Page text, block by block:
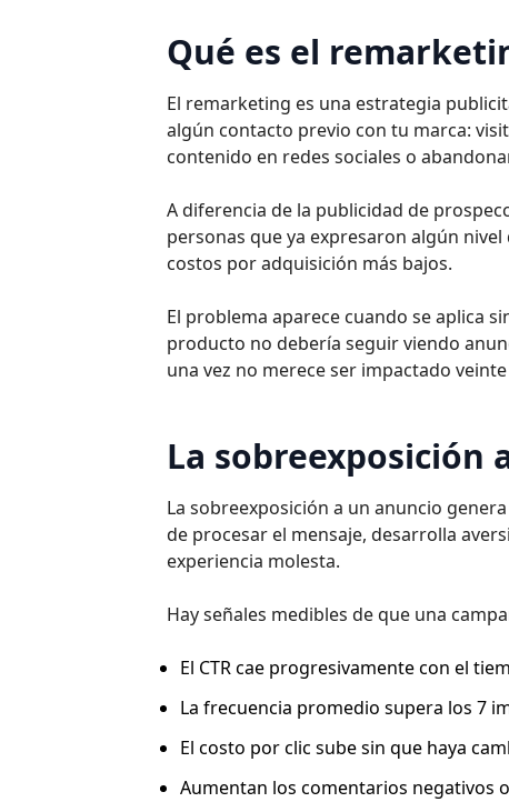
Qué es el
El remarketing es una estrategia
algún contacto previo con tu marca:
contenido en redes sociales o
A diferencia de la publicidad de
personas que ya expresaron algún
costos por adquisición más bajos.
El problema aparece cuando se aplica
producto no debería seguir viendo
una vez no merece ser impactado
La sobreexposición
La sobreexposición a un anuncio
de procesar el mensaje, desarrolla
experiencia molesta.
Hay señales medibles de que una
El CTR cae progresivamente con el
La frecuencia promedio supera los 7
El costo por clic sube sin que haya
Aumentan los comentarios negativos